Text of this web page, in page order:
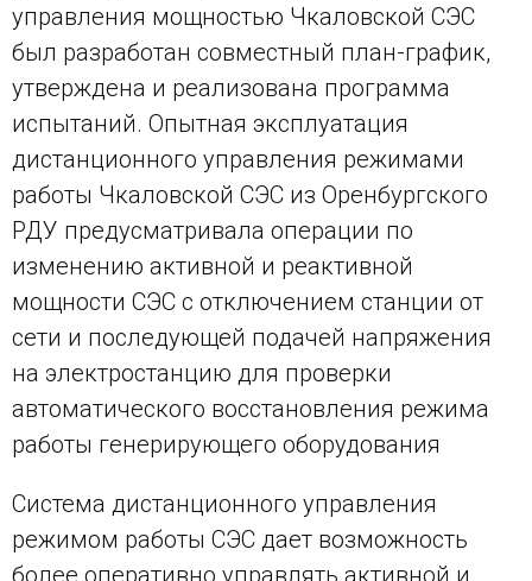
управления мощностью Чкаловской СЭС
был разработан совместный план-график,
утверждена и реализована программа
испытаний. Опытная эксплуатация
дистанционного управления режимами
работы Чкаловской СЭС из Оренбургского
РДУ предусматривала операции по
изменению активной и реактивной
мощности СЭС с отключением станции от
сети и последующей подачей напряжения
на электростанцию для проверки
автоматического восстановления режима
работы генерирующего оборудования
Система дистанционного управления
режимом работы СЭС дает возможность
более оперативно управлять активной и